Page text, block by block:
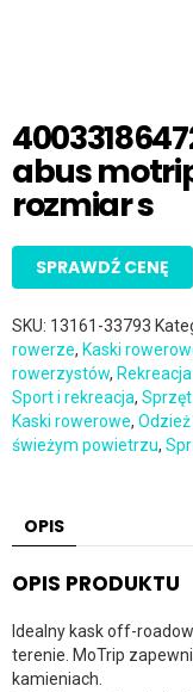
abus
rozmiar s
SPRAWDŹ CENĘ
SKU: 13161-33793
rowerze, Kaski
rowerzystów,
Sport i rekreacja,
Kaski rowerowe,
świeżym powietrzu,
OPIS
OPIS PRODUKTU
Idealny kask off-
terenie. MoTrip
kamieniach.